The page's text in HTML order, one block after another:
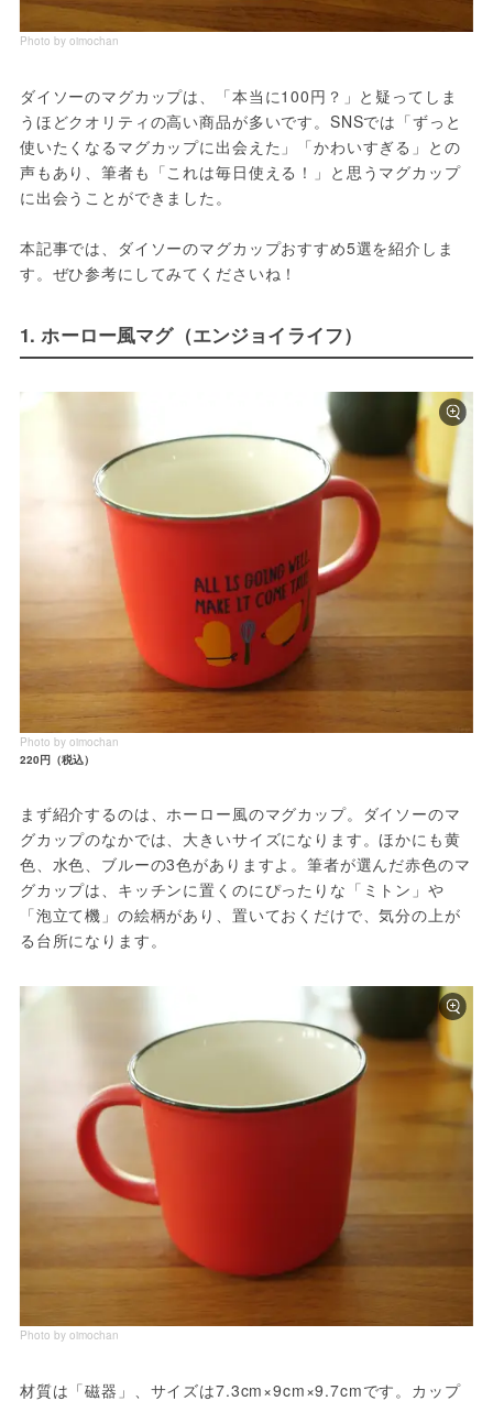
Photo by oimochan
ダイソーのマグカップは、「本当に100円？」と疑ってしま
うほどクオリティの高い商品が多いです。SNSでは「ずっと
使いたくなるマグカップに出会えた」「かわいすぎる」との
声もあり、筆者も「これは毎日使える！」と思うマグカップ
に出会うことができました。
本記事では、ダイソーのマグカップおすすめ5選を紹介しま
す。ぜひ参考にしてみてくださいね！
1. ホーロー風マグ（エンジョイライフ）
Photo by oimochan
220円（税込）
まず紹介するのは、ホーロー風のマグカップ。ダイソーのマ
グカップのなかでは、大きいサイズになります。ほかにも黄
色、水色、ブルーの3色がありますよ。筆者が選んだ赤色のマ
グカップは、キッチンに置くのにぴったりな「ミトン」や
「泡立て機」の絵柄があり、置いておくだけで、気分の上が
る台所になります。
Photo by oimochan
材質は「磁器」、サイズは7.3cm×9cm×9.7cmです。カップ